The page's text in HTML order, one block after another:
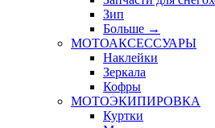
Зип
Больше →
МОТОАКСЕССУАРЫ
Наклейки
Зеркала
Кофры
МОТОЭКИПИРОВКА
Куртки